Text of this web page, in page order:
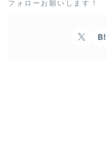
フォローお願いします！